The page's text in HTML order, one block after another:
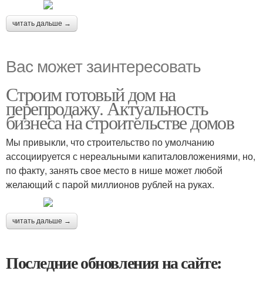
читать дальше →
Вас может заинтересовать
Строим готовый дом на
перепродажу. Актуальность
бизнеса на строительстве домов
Мы привыкли, что строительство по умолчанию
ассоциируется с нереальными капиталовложениями, но,
по факту, занять свое место в нише может любой
желающий с парой миллионов рублей на руках.
читать дальше →
Последние обновления на сайте: